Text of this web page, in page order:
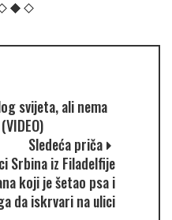
svijeta, ali nema
Sledeća priča
Srbina iz Filadelfije
koji je šetao psa i
da iskrvari na ulici